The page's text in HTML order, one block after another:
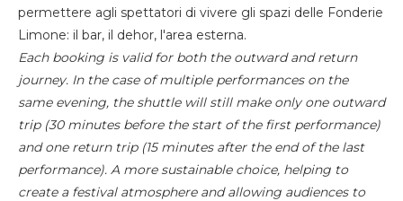
permettere agli spettatori di vivere gli spazi delle Fonderie
Limone: il bar, il dehor, l'area esterna.
Each booking is valid for both the outward and return
journey. In the case of multiple performances on the
same evening, the shuttle will still make only one outward
trip (30 minutes before the start of the first performance)
and one return trip (15 minutes after the end of the last
performance). A more sustainable choice, helping to
create a festival atmosphere and allowing audiences to